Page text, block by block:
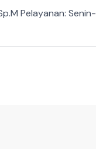
Pelayanan: Senin-